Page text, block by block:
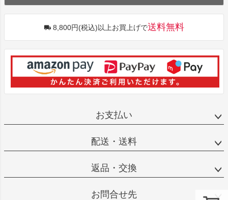
8,800円(税込)以上お買上げで送料無料
お支払い
配送・送料
返品・交換
お問合せ先